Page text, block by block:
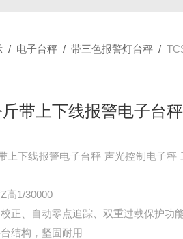
/ 电子台秤 /带三色报警灯台秤 /TCS-
带上下线报警电子台秤
上下线报警电子台秤 声光控制电子秤
高1/30000
正、自动零点追踪、双重过载保护功
结构，坚固耐用